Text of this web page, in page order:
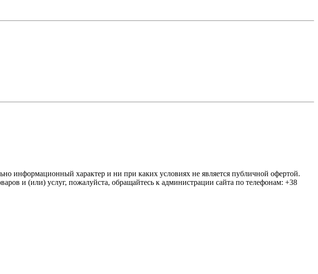
информационный характер и ни при каких условиях не является публичной офертой.
и (или) услуг, пожалуйста, обращайтесь к администрации сайта по телефонам: +38